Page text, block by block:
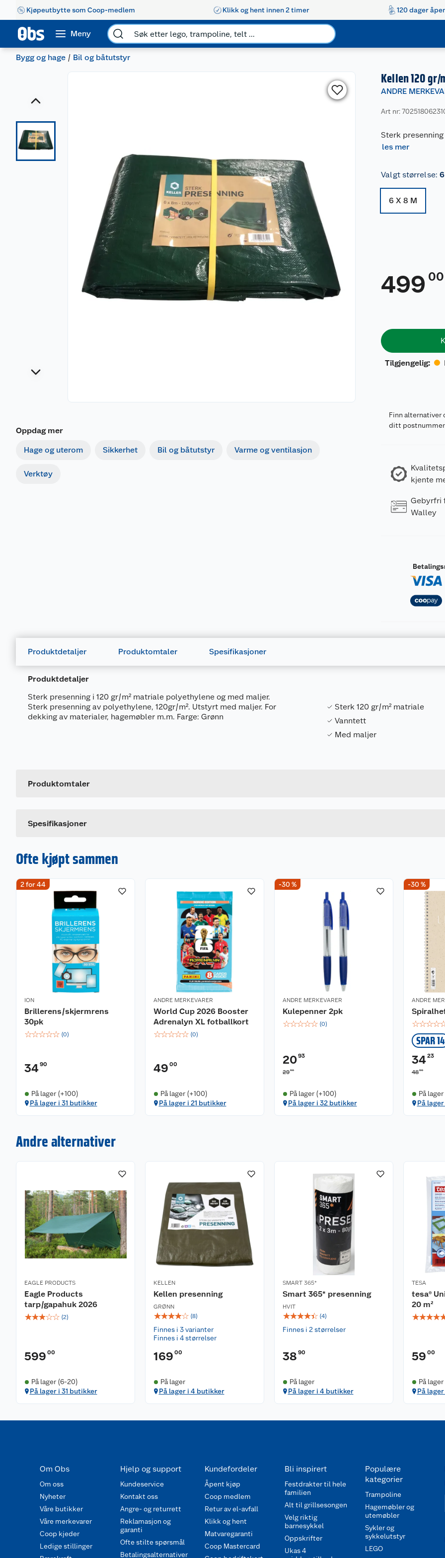
Kjøpeutbytte som Coop-medlem Klikk og hent innen 2 timer 120 dager
Meny
Bygg og hage Bil og båtutstyr
Oppdag mer
Hage og uterom Sikkerhet Bil og båtutstyr Varme og ventilasjon
Verktøy
Kellen 120 gr/
ANDRE
Art nr:
Sterk
les mer
Valgt størrelse:
6 X 8 M
499 00
Tilgjengelig:
Finn alternativer
ditt postnummer
kjente
Gebyrfri
Walley
Produktdetaljer Produktomtaler Spesifikasjoner
Produktdetaljer
Sterk presenning i 120 gr/m² matriale polyethylene og med maljer.
Sterk presenning av polyethylene, 120gr/m². Utstyrt med maljer. For
dekking av materialer, hagemøbler m.m. Farge: Grønn
Sterk 120 gr/m² matriale
Vanntett
Med maljer
Produktomtaler
Spesifikasjoner
Leverandørens artikkelnummer
Ofte kjøpt sammen
2 for 44
ION
Brillerens/skjermrens
30pk
☆☆☆☆☆ (0)
3490
På lager (+100)
På lager i 31 butikker
ANDRE MERKEVARER
World Cup 2026 Booster
Adrenalyn XL fotballkort
☆☆☆☆☆ (0)
49 00
På lager (+100)
På lager i 21 butikker
-30 %
ANDRE MERKEVARER
Kulepenner 2pk
☆☆☆☆☆ (0)
2093
2990
På lager (+100)
På lager i 32 butikker
-30 %
ANDRE
☆☆☆☆
SPAR 14
3423
4890
På
På
Andre alternativer
EAGLE PRODUCTS
Eagle Products
tarp/gapahuk 2026
☆☆☆☆☆ (2)
599 00
På lager (6-20)
På lager i 31 butikker
KELLEN
Kellen presenning
GRØNN
☆☆☆☆☆ (8)
Finnes i 3 varianter
Finnes i 4 størrelser
169 00
På lager
På lager i 4 butikker
SMART 365*
Smart 365* presenning
HVIT
☆☆☆☆☆ (4)
Finnes i 2 størrelser
38 90
På lager
På lager i 4 butikker
TESA
tesa®
20 m²
☆☆☆☆
59 00
På
På
Om Obs
Om oss
Nyheter
Våre butikker
Våre merkevarer
Coop kjeder
Ledige stillinger
Hjelp og support
Kundeservice
Kontakt oss
Angre- og returrett
Reklamasjon og
garanti
Ofte stilte spørsmål
Betalingsalternativer
Kundefordeler
Åpent kjøp
Coop medlem
Retur av el-avfall
Klikk og hent
Matvaregaranti
Coop Mastercard
Bli inspirert
Festdrakter til hele
familien
Alt til grillsesongen
Velg riktig
barnesykkel
Oppskrifter
Ukas 4
Populære
kategorier
Trampoline
Hagemøbler og
utemøbler
Sykler og
sykkelutstyr
LEGO